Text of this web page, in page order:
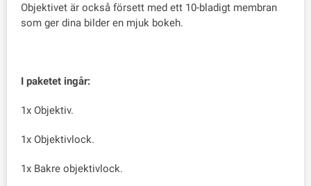
Objektivet är också försett med ett 10-bladigt membran
som ger dina bilder en mjuk bokeh.
I paketet ingår:
1x Objektiv.
1x Objektivlock.
1x Bakre objektivlock.